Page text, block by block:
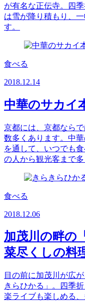
が有名な正伝寺。四
は雪が降り積もり、
す。
食べる
2018.12.14
中華のサカイ
京都には、京都なら
数多くあります。中
を通して、いつでも
の人から観光客まで
食べる
2018.12.06
加茂川の畔の
菜尽くしの料
目の前に加茂川が広
きらひかる」。四季
楽ライブも楽しめる